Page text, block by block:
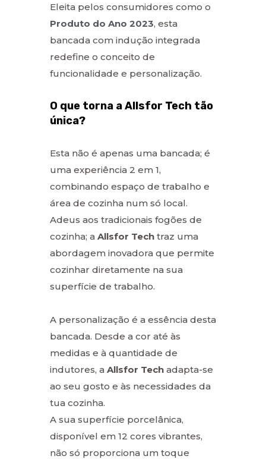
Eleita pelos consumidores como o
Produto do Ano 2023, esta
bancada com indução integrada
redefine o conceito de
funcionalidade e personalização.
O que torna a Allsfor Tech tão
única?
Esta não é apenas uma bancada; é
uma experiência 2 em 1,
combinando espaço de trabalho e
área de cozinha num só local.
Adeus aos tradicionais fogões de
cozinha; a Allsfor Tech traz uma
abordagem inovadora que permite
cozinhar diretamente na sua
superfície de trabalho.
A personalização é a essência desta
bancada. Desde a cor até às
medidas e à quantidade de
indutores, a Allsfor Tech adapta-se
ao seu gosto e às necessidades da
tua cozinha.
A sua superfície porcelânica,
disponível em 12 cores vibrantes,
não só proporciona um toque